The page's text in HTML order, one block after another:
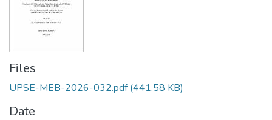
Files
UPSE-MEB-2026-032.pdf(441.58 KB)
Date